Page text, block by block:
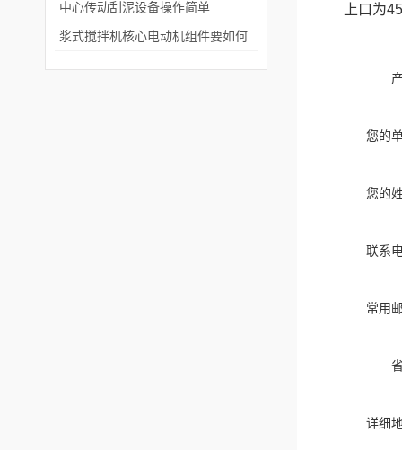
上口为45
您的
您的
联系
常用
详细
中心传动刮泥设备操作简单